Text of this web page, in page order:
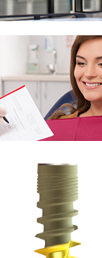
TERMIN BUCHEN!